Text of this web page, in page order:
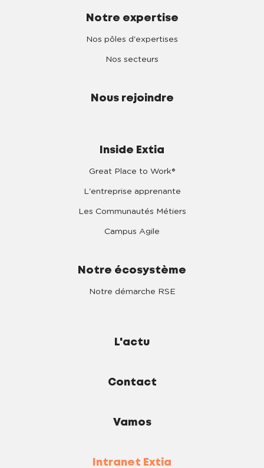
Notre expertise
Nos pôles d'expertises
Nos secteurs
Nous rejoindre
Inside Extia
Great Place to Work®
L'entreprise apprenante
Les Communautés Métiers
Campus Agile
Notre écosystème
Notre démarche RSE
L'actu
Contact
Vamos
Intranet Extia